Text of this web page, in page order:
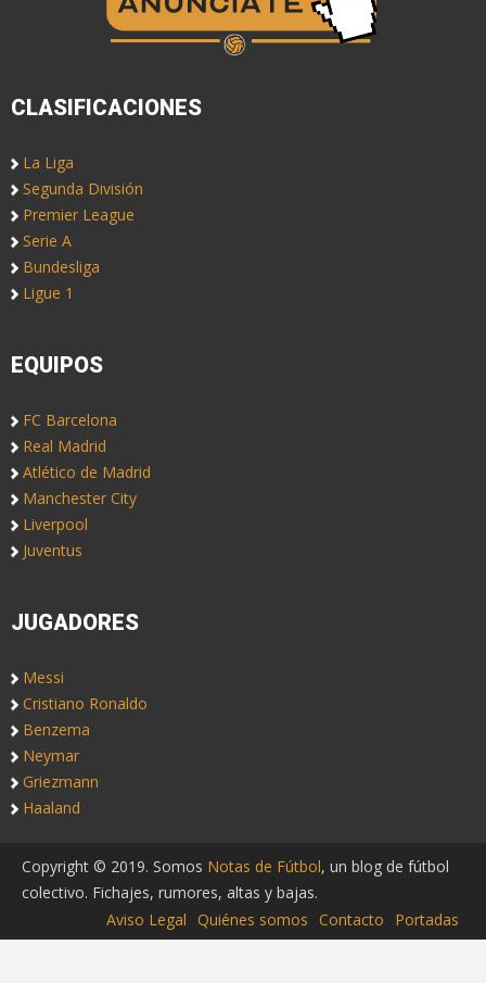
CLASIFICACIONES
La Liga
Segunda División
Premier League
Serie A
Bundesliga
Ligue 1
EQUIPOS
FC Barcelona
Real Madrid
Atlético de Madrid
Manchester City
Liverpool
Juventus
JUGADORES
Messi
Cristiano Ronaldo
Benzema
Neymar
Griezmann
Haaland
Copyright © 2019. Somos Notas de Fútbol, un blog de fútbol
colectivo. Fichajes, rumores, altas y bajas.
Aviso Legal Quiénes somos Contacto Portadas